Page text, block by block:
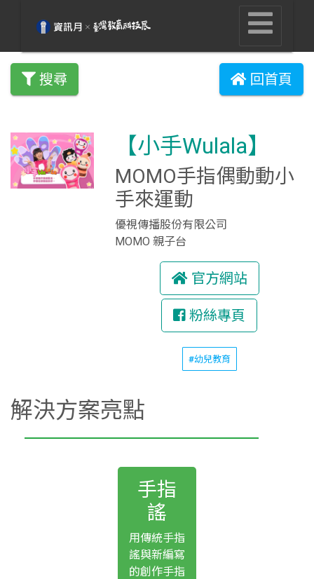
搜尋 回首頁
【小手Wulala】
MOMO手指偶動動小
手來運動
優視傳播股份有限公司
MOMO 親子台
官方網站
粉絲專頁
#幼兒教育
解決方案亮點
手指
謠
用傳統手指
謠與新編寫
的創作手指